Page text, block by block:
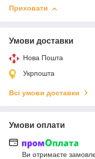
Приховати
Умови доставки
Нова Пошта
Укрпошта
Всі умови доставки
Умови оплати
Ви отримаєте